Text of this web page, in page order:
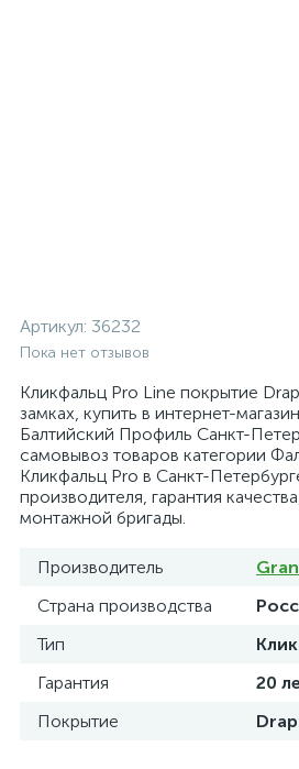
Артикул: 36232
Пока нет отзывов
Кликфальц Pro Line покрытие
замках, купить в интернет-
Балтийский Профиль Санкт-
самовывоз товаров категории
Кликфальц Pro в Санкт-
производителя, гарантия
монтажной бригады.
Производитель
Страна производства
Тип
Гарантия
20
Покрытие
Drap